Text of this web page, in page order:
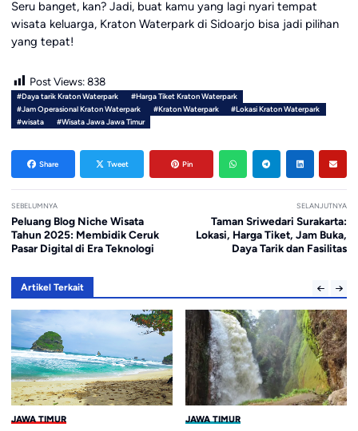
Seru banget, kan? Jadi, buat kamu yang lagi nyari tempat
wisata keluarga, Kraton Waterpark di Sidoarjo bisa jadi pilihan
yang tepat!
Post Views: 838
#Daya tarik Kraton Waterpark
#Harga Tiket Kraton Waterpark
#Jam Operasional Kraton Waterpark
#Kraton Waterpark
#Lokasi Kraton Waterpark
#wisata
#Wisata Jawa Jawa Timur
Share Tweet Pin
SEBELUMNYA
Peluang Blog Niche Wisata
Tahun 2025: Membidik Ceruk
Pasar Digital di Era Teknologi
SELANJUTNYA
Taman Sriwedari Surakarta:
Lokasi, Harga Tiket, Jam Buka,
Daya Tarik dan Fasilitas
Artikel Terkait
JAWA TIMUR
JAWA TIMUR